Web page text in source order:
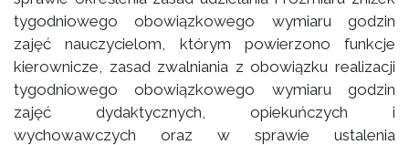
tygodniowego obowiązkowego wymiaru godzin
zajęć nauczycielom, którym powierzono funkcje
kierownicze, zasad zwalniania z obowiązku realizacji
tygodniowego obowiązkowego wymiaru godzin
zajęć dydaktycznych, opiekuńczych i
wychowawczych oraz w sprawie ustalenia